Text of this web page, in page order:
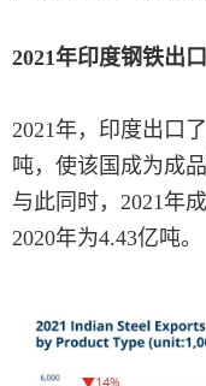
2021年印度钢铁出
2021年，印度出口
吨，使该国成为成
与此同时，2021年
2020年为4.43亿吨。